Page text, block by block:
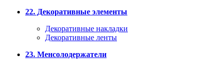
22. Декоративные элементы
Декоративные накладки
Декоративные ленты
23. Менсолодержатели